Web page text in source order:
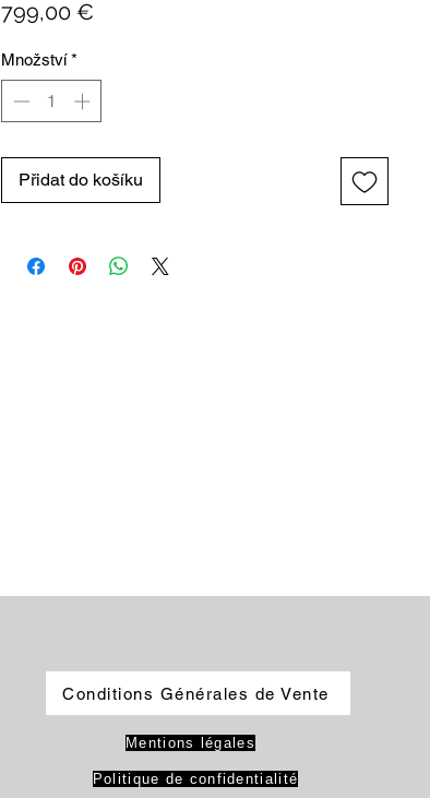
799,00 €
Množství *
Přidat do košíku
Conditions Générales de Vente
Mentions légales
Politique de confidentialité